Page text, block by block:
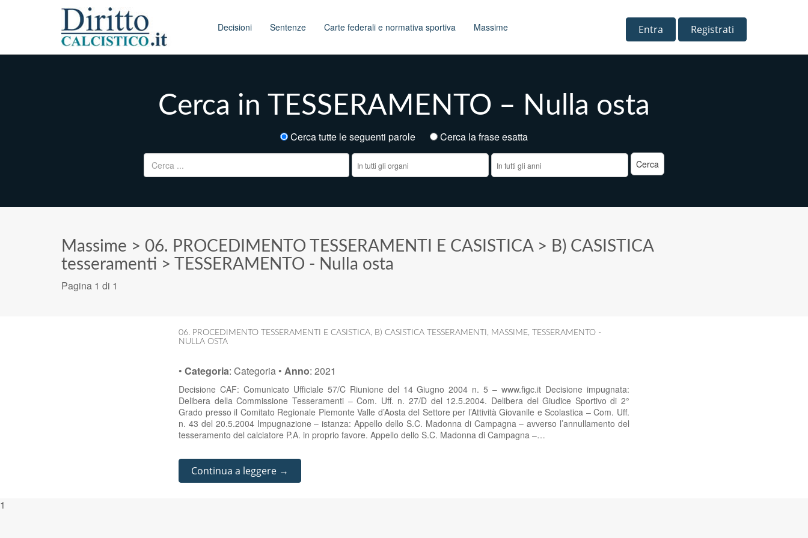
Main menu Decisioni Sentenze Carte federali e normativa sportiva Massime Entra Registrati
Cerca in TESSERAMENTO – Nulla osta
Cerca tutte le seguenti parole
Cerca la frase esatta
Ricerca per:
Massime > 06. PROCEDIMENTO TESSERAMENTI E CASISTICA> B) CASISTICA
tesseramenti > TESSERAMENTO - Nulla osta
Pagina 1 di 1
06. PROCEDIMENTO TESSERAMENTI E CASISTICA, B) CASISTICA TESSERAMENTI , MASSIME, TESSERAMENTO -
NULLA OSTA
• Categoria: Categoria • Anno: 2021
Decisione CAF: Comunicato Ufficiale 57/C Riunione del 14 Giugno 2004 n. 5 – www.figc.it Decisione impugnata:
Delibera della Commissione Tesseramenti – Com. Uff. n. 27/D del 12.5.2004. Delibera del Giudice Sportivo di 2°
Grado presso il Comitato Regionale Piemonte Valle d’Aosta del Settore per l’Attività Giovanile e Scolastica – Com. Uff.
n. 43 del 20.5.2004 Impugnazione – istanza: Appello dello S.C. Madonna di Campagna – avverso l’annullamento del
tesseramento del calciatore P.A. in proprio favore. Appello dello S.C. Madonna di Campagna –…
Continua a leggere →
1